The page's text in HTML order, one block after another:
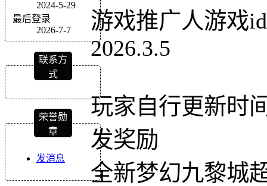
2024-5-29
最后登录
2026-7-7
联系方
式
荣誉勋
章
发消息
游戏推广人游
2026.3.5
玩家自行更新时
发奖励
全新梦幻九黎城